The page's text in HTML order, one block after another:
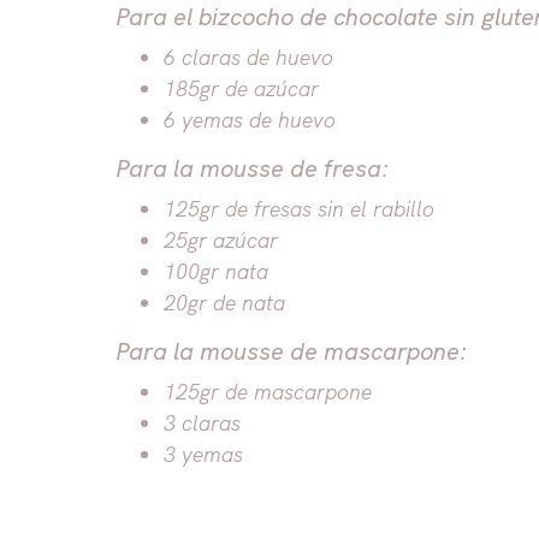
Para el bizcocho de chocolate sin
6 claras de huevo
185gr de azúcar
6 yemas de huevo
Para la mousse de fresa:
125gr de fresas sin el rabillo
25gr azúcar
100gr nata
20gr de nata
Para la mousse de mascarpone:
125gr de mascarpone
3 claras
3 yemas